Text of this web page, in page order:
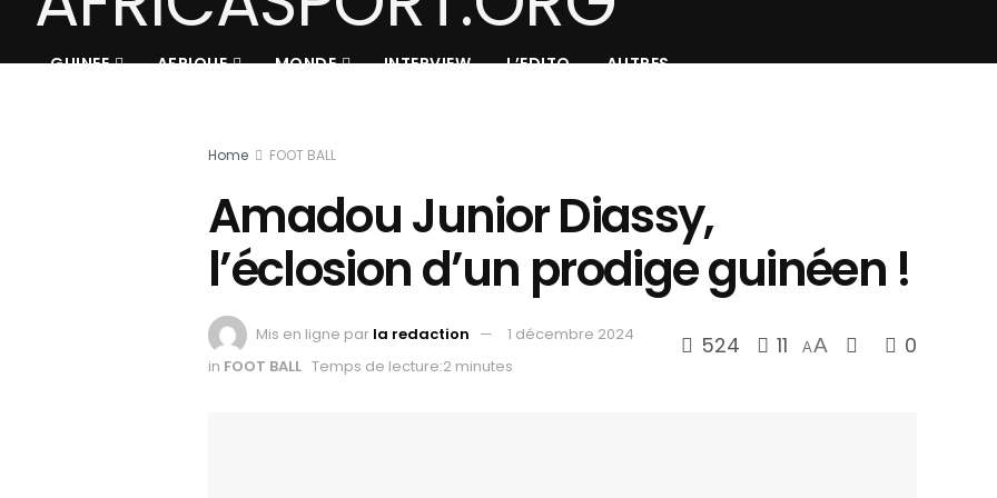
GUINEE AFRIQUE MONDE INTERVIEW L’EDITO AUTRES
Home FOOT BALL
Amadou Junior Diassy,
l’éclosion d’un prodige guinéen !
Mis en ligne par la redaction
1 décembre 2024
in FOOT BALL Temps de lecture:2 minutes
524 11 AA 0